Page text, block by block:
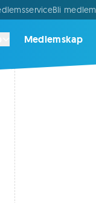
Bli medlem
Medlemskap